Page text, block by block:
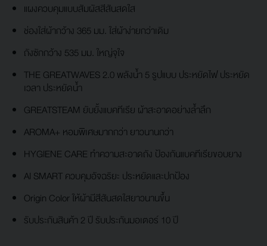
แผงควบคุมแบบสัมผัสสีสันสดใส
ช่องใส่ผ้ากว้าง 365 มม. ใส่ผ้าง่ายกว่าเดิม
ถังซักกว้าง 535 มม. ใหญ่จุใจ
THE GREATWAVES 2.0 พลังน้ำ 5 รูปแบบ ประหยัดไฟ ประหยัด
เวลา ประหยัดน้ำ
GREATSTEAM ยับยั้งแบคทีเรีย ผ้าสะอาดอย่างล้ำลึก
AROMA+ หอมพิเศษมากกว่า ยาวนานกว่า
HYGIENE CARE ทำความสะอาดถัง ป้องกันแบคทีเรียขอบยาง
AI SMART ควบคุมอัจฉริยะ ประหยัดและปกป้อง
Origin Color ให้ผ้ามีสีสันสดใสยาวนานขึ้น
รับประกันสินค้า 2 ปี รับประกันมอเตอร์ 10 ปี